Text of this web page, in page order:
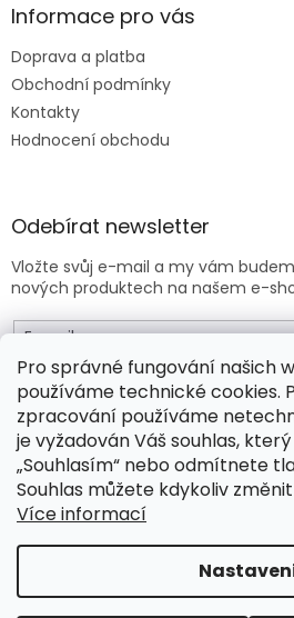
Pro správné fungování našich
používáme technické cookies.
zpracování používáme
je vyžadován Váš souhlas,
„Souhlasím“ nebo odmítnete
Souhlas můžete kdykoliv
Více informací
Informace pro vás
Doprava a platba
Obchodní podmínky
Kontakty
Hodnocení obchodu
Odebírat newsletter
Vložte svůj e-mail a my vám
nových produktech na našem e-
E-mail
Vložením e-mailu souhlasíte s
PŘIHLÁSIT SE